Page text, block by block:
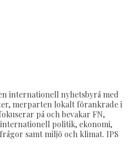
internationell nyhetsbyrå med
merparten lokalt förankrade i
på och bevakar FN,
politik, ekonomi,
samt miljö och klimat. IPS